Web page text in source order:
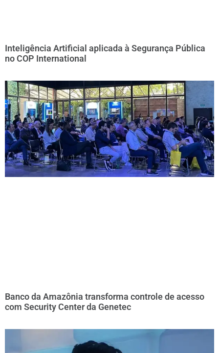
Inteligência Artificial aplicada à Segurança Pública
no COP International
Banco da Amazônia transforma controle de acesso
com Security Center da Genetec